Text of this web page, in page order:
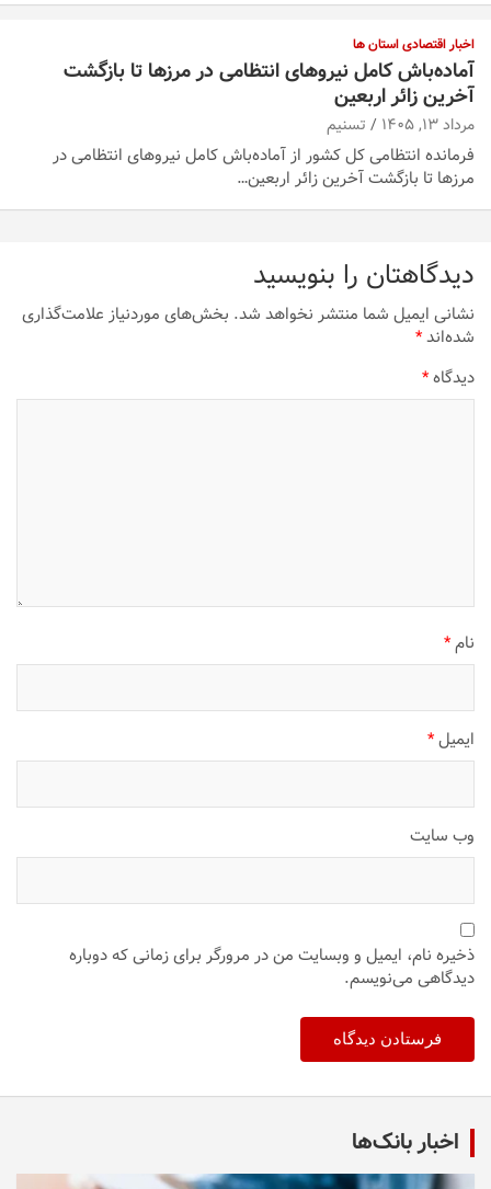
اخبار اقتصادی استان ها
آماده‌باش کامل نیروهای انتظامی در مرزها تا بازگشت
آخرین زائر اربعین
مرداد ۱۳, ۱۴۰۵ تسنیم
فرمانده انتظامی کل کشور از آماده‌باش کامل نیروهای انتظامی در
مرزها تا بازگشت آخرین زائر اربعین…
دیدگاهتان را بنویسید
نشانی ایمیل شما منتشر نخواهد شد.بخش‌های موردنیاز علامت‌گذاری
شده‌اند*
دیدگاه*
نام*
ایمیل*
وب‌ سایت
ذخیره نام، ایمیل و وبسایت من در مرورگر برای زمانی که دوباره
دیدگاهی می‌نویسم.
اخبار بانک‌ها